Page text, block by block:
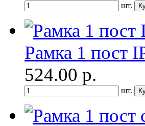
шт.
Рамка 1 пост
524.00 р.
шт.